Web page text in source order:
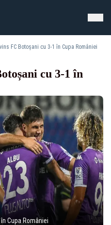
FC Botoșani cu 3-1 în Cupa României
cu 3-1 în
Cupa României